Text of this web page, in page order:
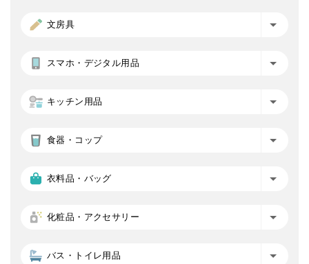
文房具
スマホ・デジタル用品
キッチン用品
食器・コップ
衣料品・バッグ
化粧品・アクセサリー
バス・トイレ用品